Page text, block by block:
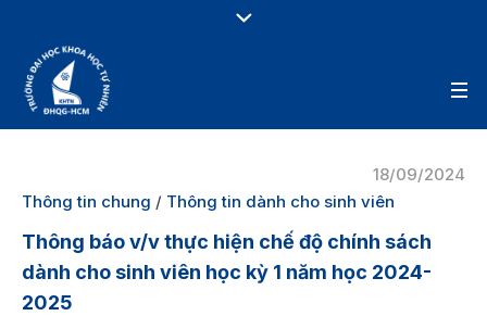
18/09/2024
Thông tin chung / Thông tin dành cho sinh viên
Thông báo v/v thực hiện chế độ chính sách
dành cho sinh viên học kỳ 1 năm học 2024-
2025